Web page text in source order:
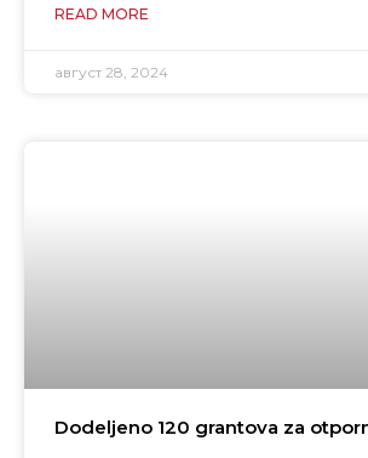
READ MORE
август 28, 2024
Dodeljeno 120 grantova za